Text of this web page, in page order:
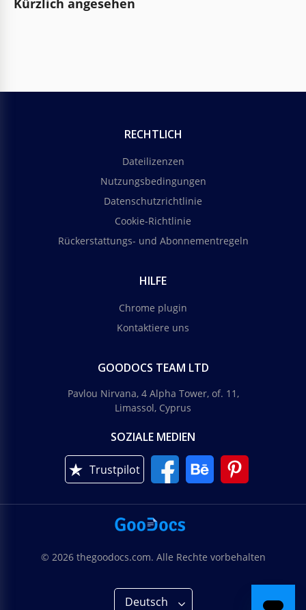
Kürzlich angesehen
RECHTLICH
Dateilizenzen
Nutzungsbedingungen
Datenschutzrichtlinie
Cookie-Richtlinie
Rückerstattungs- und Abonnementregeln
HILFE
Chrome plugin
Kontaktiere uns
GOODOCS TEAM LTD
Pavlou Nirvana, 4 Alpha Tower, of. 11,
Limassol, Cyprus
SOZIALE MEDIEN
Trustpilot
© 2026 thegoodocs.com. Alle Rechte vorbehalten
Deutsch